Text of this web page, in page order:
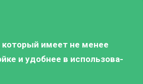
кото­рый име­ет не менее
и удоб­нее в исполь­зо­ва­